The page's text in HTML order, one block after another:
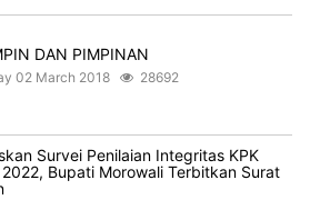
DAN PIMPINAN
02 March 2018 28692
Survei Penilaian Integritas KPK
Bupati Morowali Terbitkan Surat